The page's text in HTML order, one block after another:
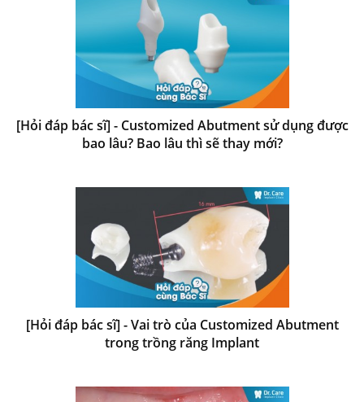
[Hỏi đáp bác sĩ] - Customized Abutment sử dụng được
bao lâu? Bao lâu thì sẽ thay mới?
[Hỏi đáp bác sĩ] - Vai trò của Customized Abutment
trong trồng răng Implant